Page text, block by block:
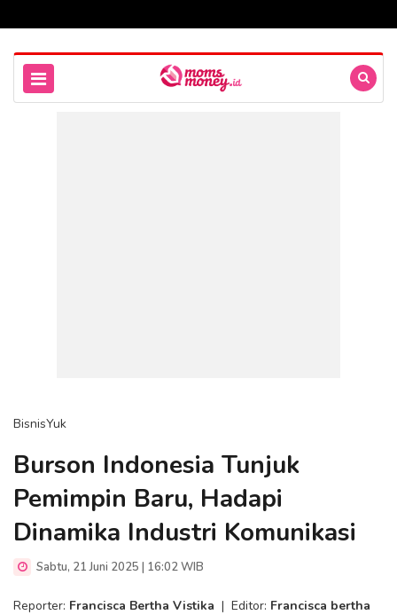
BisnisYuk
Burson Indonesia Tunjuk
Pemimpin Baru, Hadapi
Dinamika Industri Komunikasi
Sabtu, 21 Juni 2025 | 16:02 WIB
Reporter: Francisca Bertha Vistika | Editor: Francisca bertha